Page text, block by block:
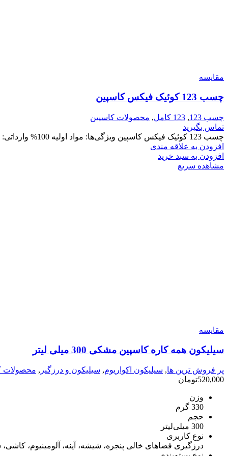
مقایسه
چسب 123 کوئیک فیکس کاسپین
چسب 123 , 123 کامل , محصولات کاسپین
تماس بگیرید
چسب 123 کوئیک فیکس کاسپین ویژگی‌ها: مواد اولیه 100% وارداتی: کیفیت بالا و اعتماد به محصول. استحکام فوق‌العاده: هر چیزی
افزودن به علاقه مندی
افزودن به سبد خرید
مشاهده سریع
مقایسه
سیلیکون همه کاره کاسپین مشکی 300 میلی لیتر
پر فروش ترین ها, سیلیکون اکواریوم, سیلیکون و درزگیر , محصولات
520,000تومان
وزن
330 گرم
حجم
300 میلی‌لیتر
نوع کاربری
درزگیری فضاهای خالی پنجره، شیشه، آینه، آلومینیوم،